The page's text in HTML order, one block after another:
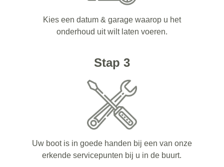
Kies een datum & garage waarop u het
onderhoud uit wilt laten voeren.
Stap 3
Uw boot is in goede handen bij een van onze
erkende servicepunten bij u in de buurt.